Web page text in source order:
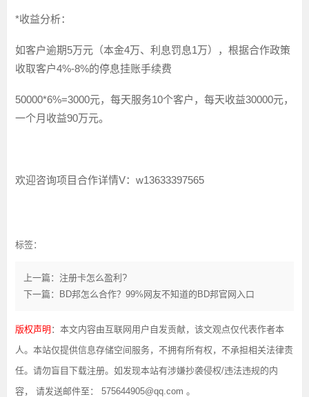
*收益分析：
如客户逾期5万元（本金4万、利息罚息1万），根据合作政策
收取客户4%-8%的停息挂账手续费
50000*6%=3000元，每天服务10个客户，每天收益30000元，
一个月收益90万元。
欢迎咨询项目合作详情V：w13633397565
标签：
上一篇：注册卡怎么盈利?
下一篇：BD邦怎么合作？99%网友不知道的BD邦官网入口
版权声明 ：本文内容由互联网用户自发贡献，该文观点仅代表作者本
人。本站仅提供信息存储空间服务，不拥有所有权，不承担相关法律责
任。请勿盲目下载注册。如发现本站有涉嫌抄袭侵权/违法违规的内
容， 请发送邮件至： 575644905@qq.com 。